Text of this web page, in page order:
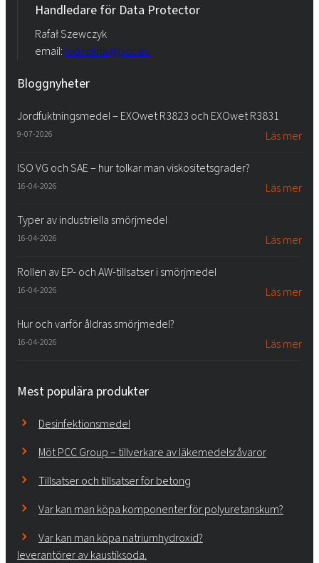
Handledare för Data Protector
Rafał Szewczyk
email: iod.rokita@pcc.eu
Bloggnyheter
Jordfuktningsmedel – EXOwet R3823 och EXOwet R3831
9-07-2026 Läs mer
ISO VG och SAE – hur tolkar man viskositetsgrader?
16-04-2026 Läs mer
Typer av industriella smörjmedel
16-04-2026 Läs mer
Rollen av EP- och AW-tillsatser i smörjmedel
16-04-2026 Läs mer
Hur och varför åldras smörjmedel?
16-04-2026 Läs mer
Mest populära produkter
Desinfektionsmedel
Möt PCC Group – tillverkare av läkemedelsråvaror
Tillsatser och tillsatser för betong
Var kan man köpa komponenter för polyuretanskum?
Var kan man köpa natriumhydroxid?
leverantörer av kaustiksoda.